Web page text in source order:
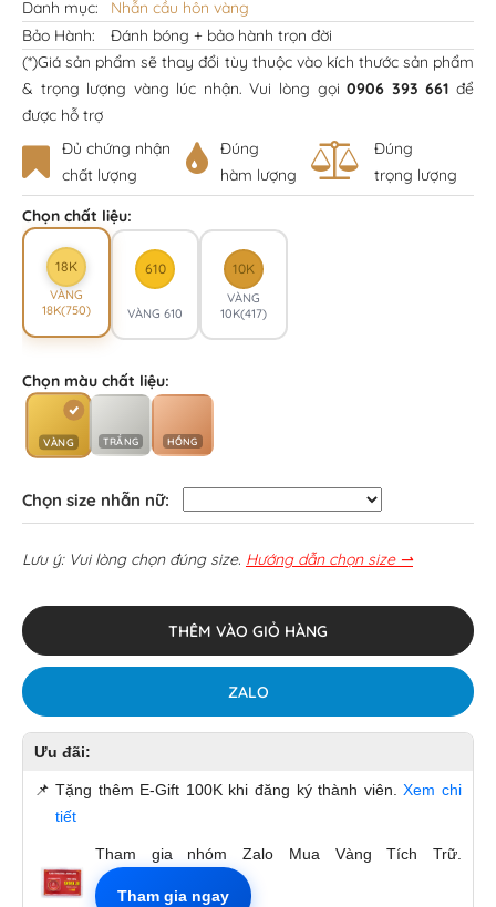
Danh mục:
Nhẫn cầu hôn vàng
Bảo Hành:
Đánh bóng + bảo hành trọn đời
(*)Giá sản phẩm sẽ thay đổi tùy thuộc vào kích thước sản phẩm
& trọng lượng vàng lúc nhận. Vui lòng gọi0906 393 661 để
được hỗ trợ
Đủ chứng nhận
chất lượng
Đúng
hàm lượng
Đúng
trọng lượng
Chọn chất liệu:
18K
VÀNG
18K(750)
610
VÀNG 610
10K
VÀNG
10K(417)
Chọn màu chất liệu:
VÀNG TRẮNG HỒNG
Chọn size nhẫn nữ:
Lưu ý: Vui lòng chọn đúng size. Hướng dẫn chọn size ⇀
THÊM VÀO GIỎ HÀNG
ZALO
Ưu đãi:
📌 Tặng thêm E-Gift 100K khi đăng ký thành viên.Xem chi
tiết
Tham gia nhóm Zalo Mua Vàng Tích Trữ.
Tham gia ngay